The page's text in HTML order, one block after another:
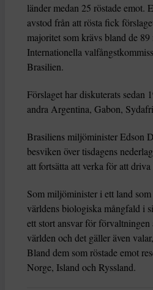
länder medan 25 röstade emot.
avstod från att rösta fick
majoritet som krävs bland de 89
Internationella
Brasilien.
Förslaget har diskuterats sedan
andra Argentina, Gabon,
Brasiliens miljöminister Edson
besviken över tisdagens
att fortsätta att verka för att
Som miljöminister i ett land
världens biologiska mångfald i
ett stort ansvar för
världen och det gäller även
Bland dem som röstade emot
Norge, Island och Ryssland.